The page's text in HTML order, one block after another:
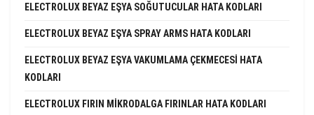
ELECTROLUX BEYAZ EŞYA SOĞUTUCULAR HATA KODLARI
ELECTROLUX BEYAZ EŞYA SPRAY ARMS HATA KODLARI
ELECTROLUX BEYAZ EŞYA VAKUMLAMA ÇEKMECESI HATA
KODLARI
ELECTROLUX FIRIN MIKRODALGA FIRINLAR HATA KODLARI